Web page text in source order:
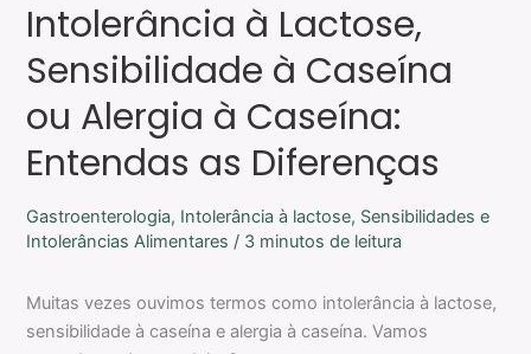
Intolerância à Lactose,
Sensibilidade à Caseína
ou Alergia à Caseína:
Entendas as Diferenças
Gastroenterologia, Intolerância à lactose, Sensibilidades e
Intolerâncias Alimentares / 3 minutos de leitura
Muitas vezes ouvimos termos como intolerância à lactose,
sensibilidade à caseína e alergia à caseína. Vamos